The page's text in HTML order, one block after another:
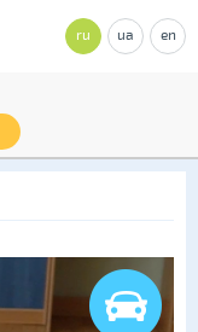
ru ua en